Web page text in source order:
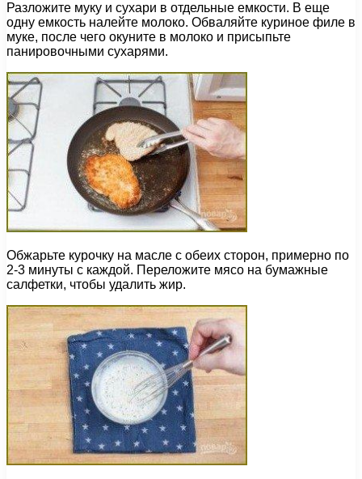
Разложите муку и сухари в отдельные емкости. В еще
одну емкость налейте молоко. Обваляйте куриное филе в
муке, после чего окуните в молоко и присыпьте
панировочными сухарями.
Обжарьте курочку на масле с обеих сторон, примерно по
2-3 минуты с каждой. Переложите мясо на бумажные
салфетки, чтобы удалить жир.